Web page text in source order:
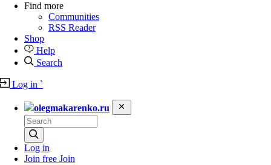
Find more
Communities
RSS Reader
Shop
Help
Search
Log in `
olegmakarenko.ru
Log in
Join free Join